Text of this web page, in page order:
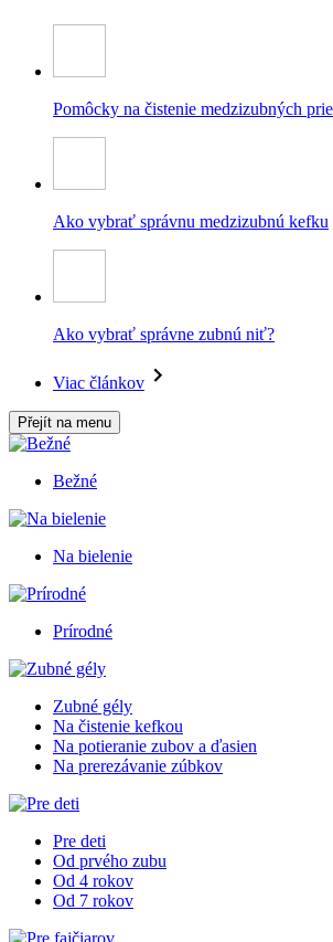
Pomôcky na čistenie medzizubných
Ako vybrať správnu medzizubnú kefku
Ako vybrať správne zubnú niť?
Viac článkov
Přejít na menu
Bežné
Na bielenie
Prírodné
Zubné gély
Na čistenie kefkou
Na potieranie zubov a ďasien
Na prerezávanie zúbkov
Pre deti
Od prvého zubu
Od 4 rokov
Od 7 rokov